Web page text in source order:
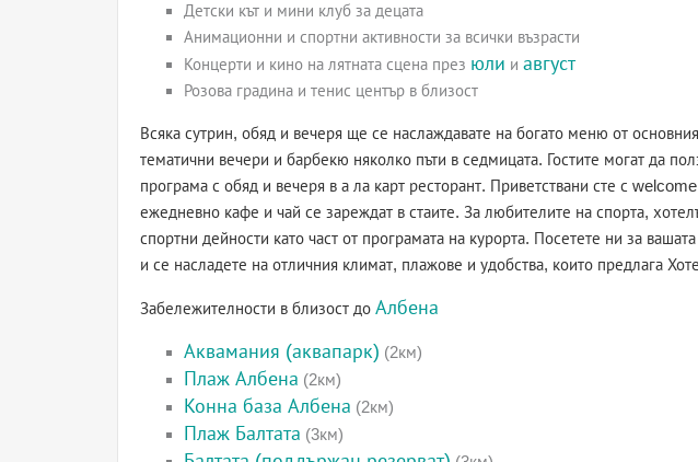
Детски кът и мини клуб за децата
Анимационни и спортни активности за всички възрасти
Концерти и кино на лятната сцена през юли и август
Розова градина и тенис център в близост
Всяка сутрин, обяд и вечеря ще се наслаждавате на богато меню от
тематични вечери и барбекю няколко пъти в седмицата. Гостите могат да
програма с обяд и вечеря в а ла карт ресторант. Приветствани сте с
ежедневно кафе и чай се зареждат в стаите. За любителите на спорта,
спортни дейности като част от програмата на курорта. Посетете ни за
и се насладете на отличния климат, плажове и удобства, които предлага
Забележителности в близост до Албена
Аквамания (аквапарк) (2км)
Плаж Албена (2км)
Конна база Албена (2км)
Плаж Балтата (3км)